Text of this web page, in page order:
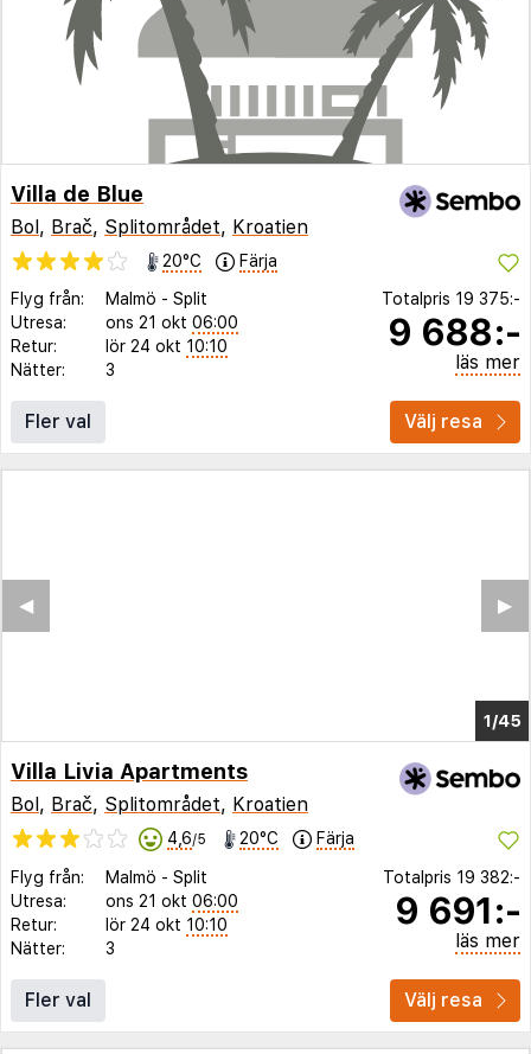
Villa de Blue
Bol, Brač, Splitområdet, Kroatien
20°C
Färja
Flyg från:
Malmö - Split
Utresa:
ons 21 okt 06:00
Retur:
lör 24 okt 10:10
Nätter:
3
Totalpris 19 375:-
9 688:-
läs mer
Fler val Välj resa
1/39
▶︎
◀︎
Villa Livia Apartments
Bol, Brač, Splitområdet, Kroatien
4,6/5 20°C Färja
Flyg från: Malmö - Split
Utresa:
ons 21 okt 06:00
Retur:
lör 24 okt 10:10
Nätter:
3
Totalpris 19 382:-
9 691:-
läs mer
Fler val Välj resa